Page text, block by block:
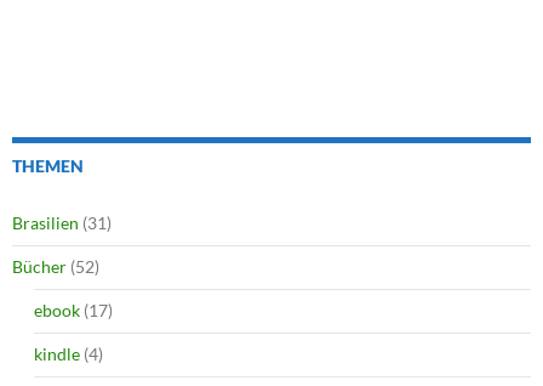
THEMEN
Brasilien (31)
Bücher (52)
ebook (17)
kindle (4)